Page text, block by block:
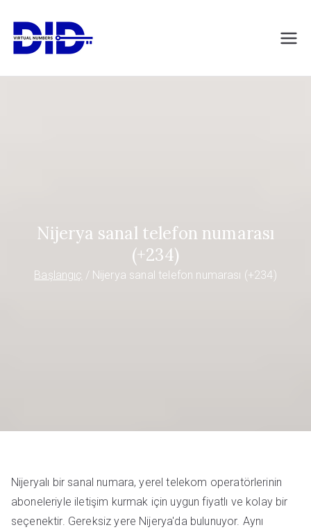
DIDVirtualNumb
Nijerya sanal telefon numarası
(+234)
Başlangıç Nijerya sanal telefon numarası (+234)
Nijeryalı bir sanal numara, yerel telekom operatörlerinin
aboneleriyle iletişim kurmak için uygun fiyatlı ve kolay bir
seçenektir. Gereksiz yere Nijerya'da bulunuyor. Aynı